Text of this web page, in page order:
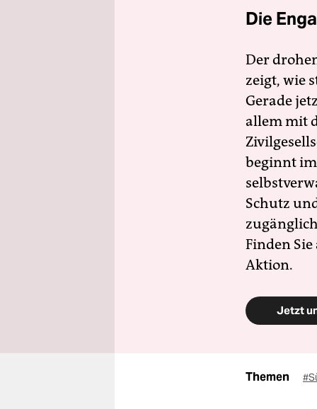
Die
Der
zeigt, wie
Gerade
allem mit
beginnt
Schutz
Finden
Aktion.
Jetzt
Themen